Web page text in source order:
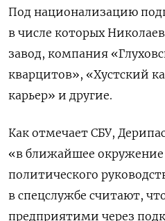
Под национализацию
в числе которых
завод, компания
кварцитов», «Хустский
карьер» и другие.
Как отмечает СБУ,
«в ближайшее
политического
в спецслужбе считают,
предприятими через